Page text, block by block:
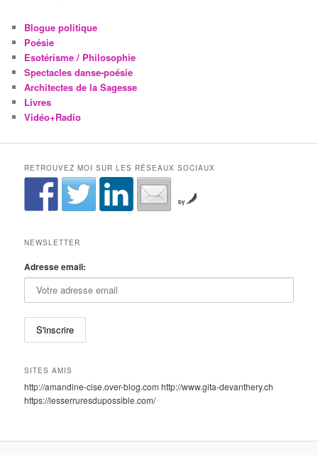
Blogue politique
Poésie
Esotérisme / Philosophie
Spectacles danse-poésie
Architectes de la Sagesse
Livres
Vidéo+Radio
RETROUVEZ MOI SUR LES RÉSEAUX SOCIAUX
by
NEWSLETTER
Adresse email:
SITES AMIS
http://amandine-cise.over-blog.com http://www.gita-devanthery.ch
https://lesserruresdupossible.com/